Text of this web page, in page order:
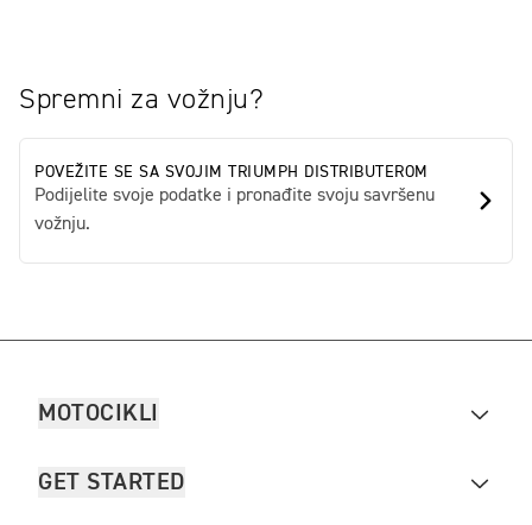
Spremni za vožnju?
POVEŽITE SE SA SVOJIM TRIUMPH DISTRIBUTEROM
Podijelite svoje podatke i pronađite svoju savršenu
vožnju.
MOTOCIKLI
GET STARTED